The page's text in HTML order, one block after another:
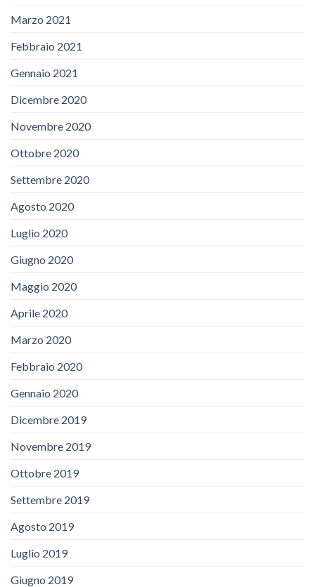
Marzo 2021
Febbraio 2021
Gennaio 2021
Dicembre 2020
Novembre 2020
Ottobre 2020
Settembre 2020
Agosto 2020
Luglio 2020
Giugno 2020
Maggio 2020
Aprile 2020
Marzo 2020
Febbraio 2020
Gennaio 2020
Dicembre 2019
Novembre 2019
Ottobre 2019
Settembre 2019
Agosto 2019
Luglio 2019
Giugno 2019